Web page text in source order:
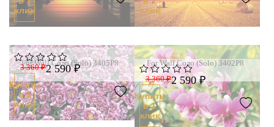
клик
клик
For Wall Соло (Solo) 3405P8
3 360 ₽2 590 ₽
Купить
в 1
клик
For Wall Соло (Solo) 3402P8
3 360 ₽2 590 ₽
Купить
в 1
клик